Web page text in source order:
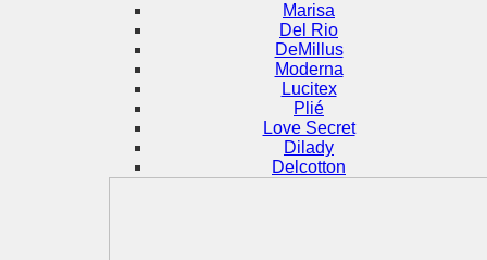
Marisa
Del Rio
DeMillus
Moderna
Lucitex
Plié
Love Secret
Dilady
Delcotton